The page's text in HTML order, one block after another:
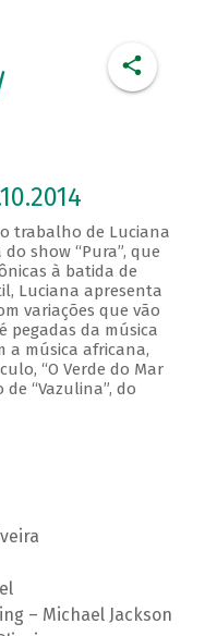
trabalho de Luciana
show “Pura”, que
à batida de
Luciana apresenta
variações que vão
pegadas da música
a música africana,
“O Verde do Mar
“Vazulina”, do
– Michael Jackson